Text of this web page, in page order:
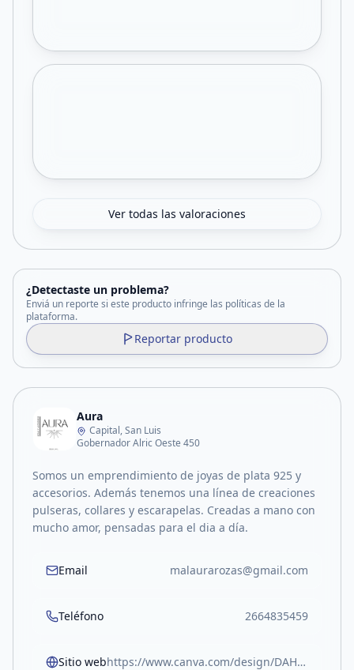
Ver todas las valoraciones
¿Detectaste un problema?
Enviá un reporte si este producto infringe las políticas de la
plataforma.
Reportar producto
Aura
Capital, San Luis
Gobernador Alric Oeste 450
Somos un emprendimiento de joyas de plata 925 y
accesorios. Además tenemos una línea de creaciones
pulseras, collares y escarapelas. Creadas a mano con
mucho amor, pensadas para el dia a día.
Email malaurarozas@gmail.com
Teléfono 2664835459
Sitio web https://www.canva.com/design/DAHDpd5mOOU/zn1noEMUGQego4vNe4If2w/view?utm_content=DAHDpd5mOOU&utm_campaign=designshare&utm_medium=link2&utm_source=uniquelinks&utlId=ha58ccd21a6